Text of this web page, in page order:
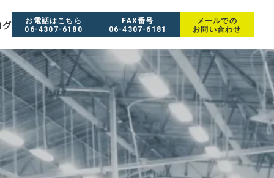
お電話はこちら
06-4307-6180
FAX番号
06-4307-6181
メールでの
お問い合わせ